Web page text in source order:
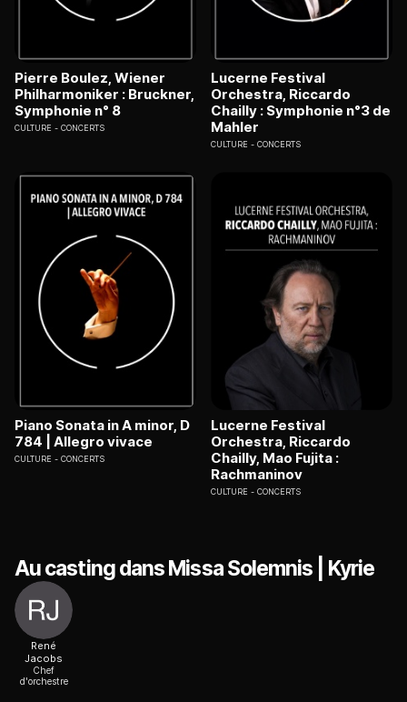
Pierre Boulez, Wiener
Philharmoniker : Bruckner,
Symphonie n° 8
CULTURE CONCERTS
Lucerne Festival
Orchestra, Riccardo
Chailly : Symphonie n°3 de
Mahler
CULTURE CONCERTS
Piano Sonata in A minor, D
784 | Allegro vivace
CULTURE CONCERTS
Lucerne Festival
Orchestra, Riccardo
Chailly, Mao Fujita :
Rachmaninov
CULTURE CONCERTS
Au casting dans Missa Solemnis | Kyrie
René
Jacobs
Chef
d'orchestre